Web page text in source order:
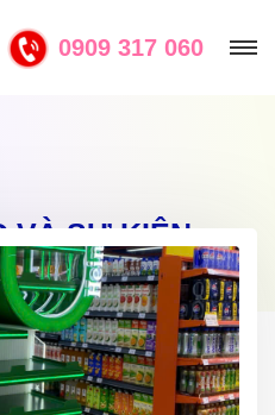
0909 317 060
VÀ SỰ KIỆN